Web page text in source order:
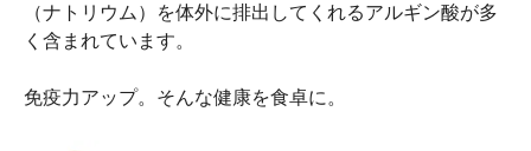
（ナトリウム）を体外に排出してくれるアルギン酸が多
く含まれています。
免疫力アップ。そんな健康を食卓に。